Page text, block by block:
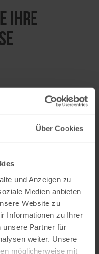
Über Cookies
und Anzeigen zu
Medien anbieten
Website zu
Informationen zu Ihrer
unsere Partner für
weiter. Unsere
möglicherweise mit
IHRE
PLANEN